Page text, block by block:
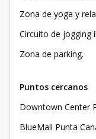
Zona de yoga y
Circuito de jogging
Zona de parking.
Puntos cercanos
Downtown Center
BlueMall Punta